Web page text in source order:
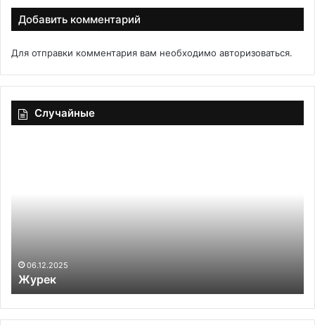
Добавить комментарий
Для отправки комментария вам необходимо авторизоваться.
Случайные